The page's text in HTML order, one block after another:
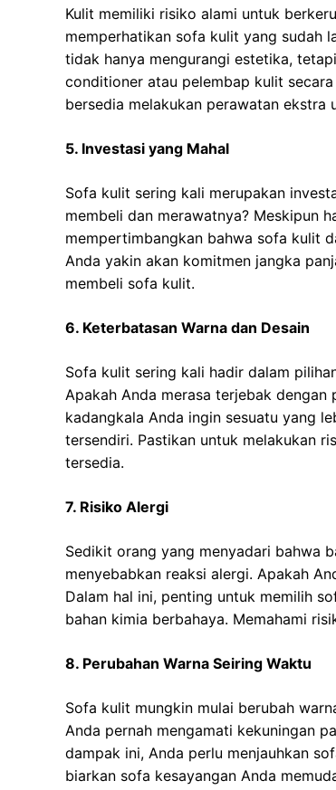
Kulit memiliki risiko alami untuk
memperhatikan sofa kulit yang sudah
tidak hanya mengurangi estetika,
conditioner atau pelembap kulit
bersedia melakukan perawatan ekstra
5. Investasi yang Mahal
Sofa kulit sering kali merupakan
membeli dan merawatnya? Meskipun
mempertimbangkan bahwa sofa kulit
Anda yakin akan komitmen jangka
membeli sofa kulit.
6. Keterbatasan Warna dan Desain
Sofa kulit sering kali hadir dalam
Apakah Anda merasa terjebak dengan
kadangkala Anda ingin sesuatu yang
tersendiri. Pastikan untuk melakukan
tersedia.
7. Risiko Alergi
Sedikit orang yang menyadari bahwa
menyebabkan reaksi alergi. Apakah
Dalam hal ini, penting untuk memilih
bahan kimia berbahaya. Memahami
8. Perubahan Warna Seiring Waktu
Sofa kulit mungkin mulai berubah
Anda pernah mengamati kekuningan
dampak ini, Anda perlu menjauhkan
biarkan sofa kesayangan Anda